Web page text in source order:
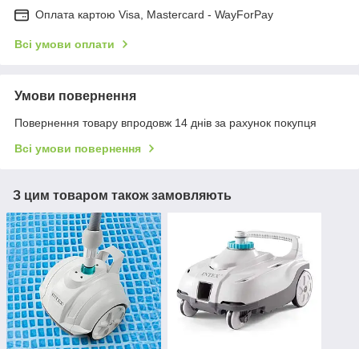
Оплата картою Visa, Mastercard - WayForPay
Всі умови оплати
Умови повернення
Повернення товару впродовж 14 днів за рахунок покупця
Всі умови повернення
З цим товаром також замовляють